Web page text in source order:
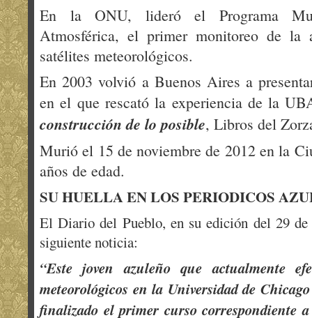
En la ONU, lideró el Programa
Atmosférica, el primer monitoreo de la
satélites meteorológicos.
En 2003 volvió a Buenos Aires a
en el que rescató la experiencia de la
construcción de lo posible, Libros del
Murió el 15 de noviembre de 2012 en la
años de edad.
SU HUELLA EN LOS PERIODICOS
El Diario del Pueblo, en su edición del 29
siguiente noticia:
“Este joven azuleño que actualmente
meteorológicos en la Universidad de
finalizado el primer curso correspondiente